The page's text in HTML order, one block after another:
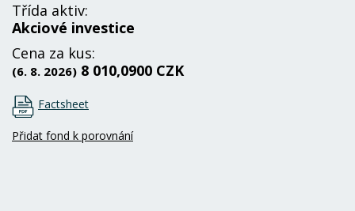
Třída aktiv:
Akciové investice
Cena za kus:
(6. 8. 2026) 8 010,0900 CZK
Factsheet
Přidat fond k porovnání